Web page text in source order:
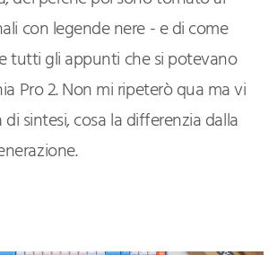
con legende nere - e di come
tutti gli appunti che si potevano
Pro 2. Non mi ripeterò qua ma vi
di sintesi, cosa la differenzia dalla